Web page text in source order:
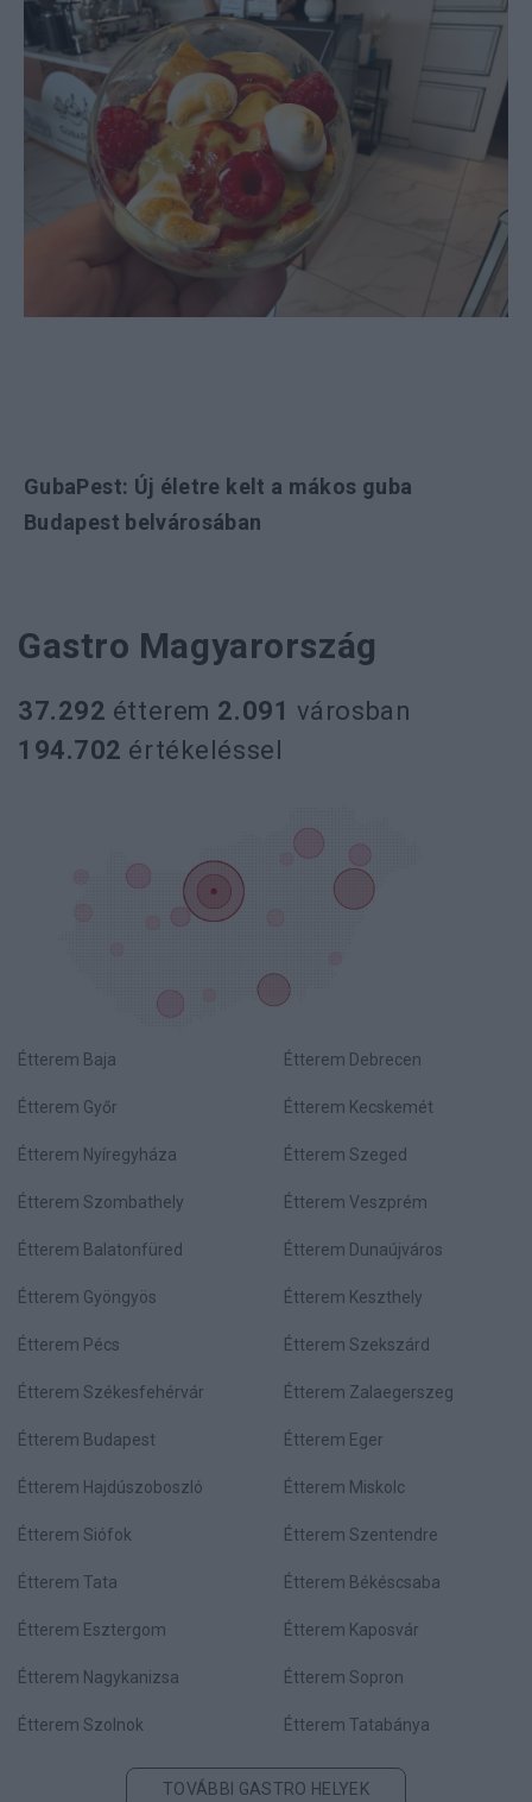
GubaPest: Új életre kelt a mákos guba
Budapest belvárosában
Gastro Magyarország
37.292 étterem 2.091 városban
194.702 értékeléssel
Étterem Baja Étterem Debrecen
Étterem Győr Étterem Kecskemét
Étterem Nyíregyháza Étterem Szeged
Étterem Szombathely Étterem Veszprém
Étterem Balatonfüred Étterem Dunaújváros
Étterem Gyöngyös Étterem Keszthely
Étterem Pécs Étterem Szekszárd
Étterem Székesfehérvár Étterem Zalaegerszeg
Étterem Budapest Étterem Eger
Étterem Hajdúszoboszló Étterem Miskolc
Étterem Siófok Étterem Szentendre
Étterem Tata Étterem Békéscsaba
Étterem Esztergom Étterem Kaposvár
Étterem Nagykanizsa Étterem Sopron
Étterem Szolnok Étterem Tatabánya
TOVÁBBI GASTRO HELYEK